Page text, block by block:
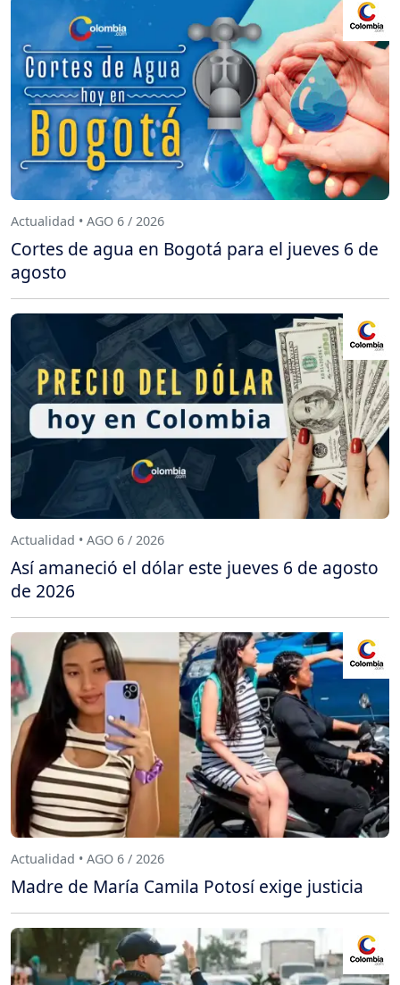
Actualidad • AGO 6 / 2026
Cortes de agua en Bogotá para el jueves 6 de
agosto
Actualidad • AGO 6 / 2026
Así amaneció el dólar este jueves 6 de agosto
de 2026
Actualidad • AGO 6 / 2026
Madre de María Camila Potosí exige justicia